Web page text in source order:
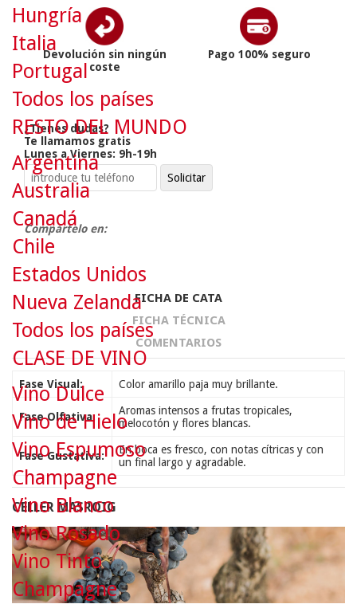
Devolución sin ningún
coste
Pago 100% seguro
¿Tienes dudas?
Te llamamos gratis
Lunes a Viernes: 9h-19h
Compártelo en:
FICHA DE CATA
FICHA TÉCNICA
COMENTARIOS
Fase Visual: Color amarillo paja muy brillante.
Fase Olfativa:
Aromas intensos a frutas tropicales,
melocotón y flores blancas.
Fase Gustativa:
En boca es fresco, con notas cítricas y con
un final largo y agradable.
CELLER MASROIG
Hungría
Italia
Portugal
Todos los países
RESTO DEL MUNDO
Argentina
Australia
Canadá
Chile
Estados Unidos
Nueva Zelanda
Todos los países
CLASE DE VINO
Vino Dulce
Vino de Hielo
Vino Espumoso
Champagne
Vino Blanco
Vino Rosado
Vino Tinto
Champagne